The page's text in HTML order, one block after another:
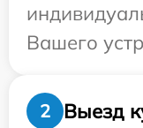
Вашего
2
Выезд